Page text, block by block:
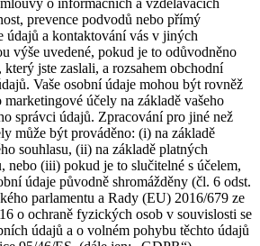
o informačních a vzdělávacích
prevence podvodů nebo přímý
údajů a kontaktování vás v jiných
výše uvedené, pokud je to odůvodněno
který jste zaslali, a rozsahem obchodní
Vaše osobní údaje mohou být rovněž
účely na základě vašeho
správci údajů. Zpracování pro jiné než
může být prováděno: (i) na základě
souhlasu, (ii) na základě platných
nebo (iii) pokud je to slučitelné s účelem,
údaje původně shromážděny (čl. 6 odst.
parlamentu a Rady (EU) 2016/679 ze
o ochraně fyzických osob v souvislosti se
údajů a o volném pohybu těchto údajů